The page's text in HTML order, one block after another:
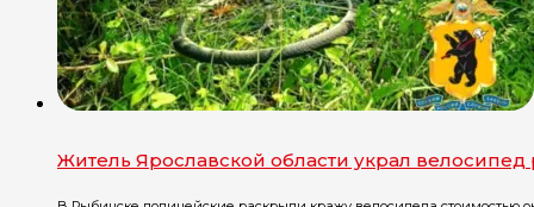
Житель Ярославской области украл